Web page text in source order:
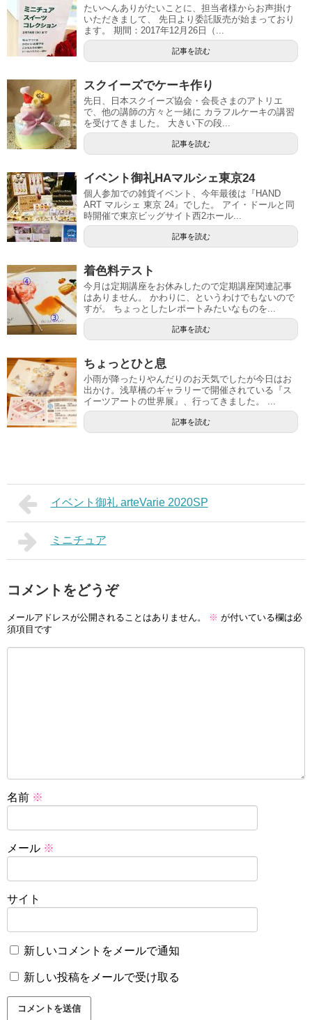
たいへんありがたいことに、担当者様からお声掛け
いただきまして、 先日より委託販売が始まっており
ます。 期間：2017年12月26日（...
記事を読む
スクイーズでケーキ作り
先日、日本スクイーズ協会・会長さまのアトリエ
で、他の講師の方々と一緒に カラフルケーキの講習
を受けてきました。 大きい下の段...
記事を読む
イベント御礼HAマルシェ東京24
個人参加での雑貨イベント、今年最後は『HAND
ART マルシェ 東京 24』でした。 アイ・ドールと同
時開催で東京ビッグサイト西2ホール...
記事を読む
着色料テスト
今月は定期講座をお休みしたので定期講座関連記事
はありません。 かわりに、というわけでもないので
すが。 ちょっとしたレポートみたいなものを...
記事を読む
ちょっとひと息
小雨が降ったりやんだりのお天気でしたが今日はお
出かけ。浅草橋のギャラリーで開催されている『ス
イーツアートの世界展』、行ってきました。 ...
記事を読む
イベント御礼 arteVarie 2020SP
ミニチュア
コメントをどうぞ
メールアドレスが公開されることはありません。 ※ が付いている欄は必
須項目です
名前 ※
メール ※
サイト
新しいコメントをメールで通知
新しい投稿をメールで受け取る